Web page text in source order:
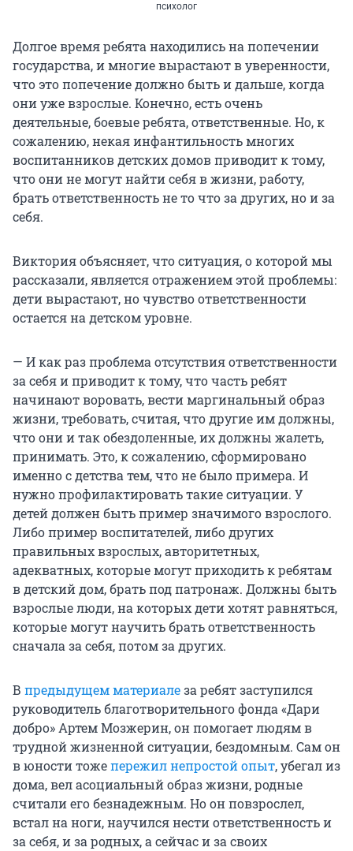
психолог
Долгое время ребята находились на попечении
государства, и многие вырастают в уверенности,
что это попечение должно быть и дальше, когда
они уже взрослые. Конечно, есть очень
деятельные, боевые ребята, ответственные. Но, к
сожалению, некая инфантильность многих
воспитанников детских домов приводит к тому,
что они не могут найти себя в жизни, работу,
брать ответственность не то что за других, но и за
себя.
Виктория объясняет, что ситуация, о которой мы
рассказали, является отражением этой проблемы:
дети вырастают, но чувство ответственности
остается на детском уровне.
— И как раз проблема отсутствия ответственности
за себя и приводит к тому, что часть ребят
начинают воровать, вести маргинальный образ
жизни, требовать, считая, что другие им должны,
что они и так обездоленные, их должны жалеть,
принимать. Это, к сожалению, сформировано
именно с детства тем, что не было примера. И
нужно профилактировать такие ситуации. У
детей должен быть пример значимого взрослого.
Либо пример воспитателей, либо других
правильных взрослых, авторитетных,
адекватных, которые могут приходить к ребятам
в детский дом, брать под патронаж. Должны быть
взрослые люди, на которых дети хотят равняться,
которые могут научить брать ответственность
сначала за себя, потом за других.
В предыдущем материалеза ребят заступился
руководитель благотворительного фонда «Дари
добро» Артем Мозжерин, он помогает людям в
трудной жизненной ситуации, бездомным. Сам он
в юности тожепережил непростой опыт, убегал из
дома, вел асоциальный образ жизни, родные
считали его безнадежным. Но он повзрослел,
встал на ноги, научился нести ответственность и
за себя, и за родных, а сейчас и за своих